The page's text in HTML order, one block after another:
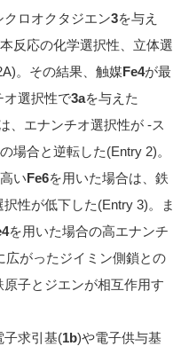
ロオクタジエン3を与え
反応の化学選択性、立体選
。その結果、触媒Fe4が最
オ選択性で3aを与えた
、エナンチオ選択性が -ス
の場合と逆転した(Entry 2)。
いFe6を用いた場合は、鉄
性が低下した(Entry 3)。ま
を用いた場合の高エナンチ
広がったジイミン側鎖との
子とジエンが相互作用す
子求引基(1b)や電子供与基